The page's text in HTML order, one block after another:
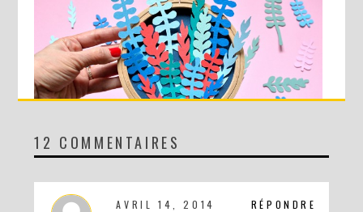
DIY MA FORÊT DE PAPIER
12 COMMENTAIRES
RÉPONDRE
AVRIL 14, 2014